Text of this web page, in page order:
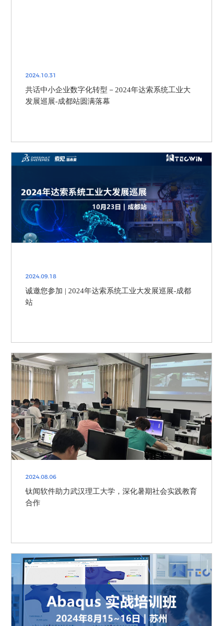
2024.10.31
共话中小企业数字化转型－2024年达索系统工业大
发展巡展-成都站圆满落幕
2024.09.18
诚邀您参加 | 2024年达索系统工业大发展巡展-成都
站
2024.08.06
钛闻软件助力武汉理工大学，深化暑期社会实践教育
合作